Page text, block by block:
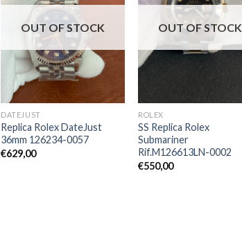
OUT OF STOCK
DATEJUST
Replica Rolex DateJust
36mm 126234-0057
€629,00
OUT OF STOCK
ROLEX
SS Replica Rolex
Submariner
Rif.M126613LN-0002
€550,00